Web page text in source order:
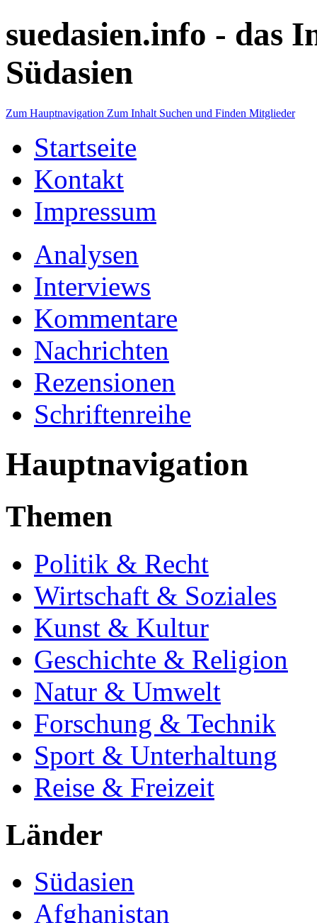
suedasien.info - das
Südasien
Zum Hauptnavigation Zum Inhalt Suchen und Finden Mitglieder
Startseite
Kontakt
Impressum
Analysen
Interviews
Kommentare
Nachrichten
Rezensionen
Schriftenreihe
Hauptnavigation
Themen
Politik & Recht
Wirtschaft & Soziales
Kunst & Kultur
Geschichte & Religion
Natur & Umwelt
Forschung & Technik
Sport & Unterhaltung
Reise & Freizeit
Länder
Südasien
Afghanistan